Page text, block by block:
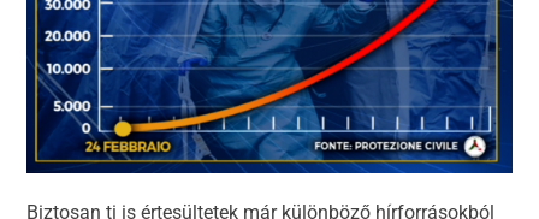
Biztosan ti is értesültetek már különböző hírforrásokból